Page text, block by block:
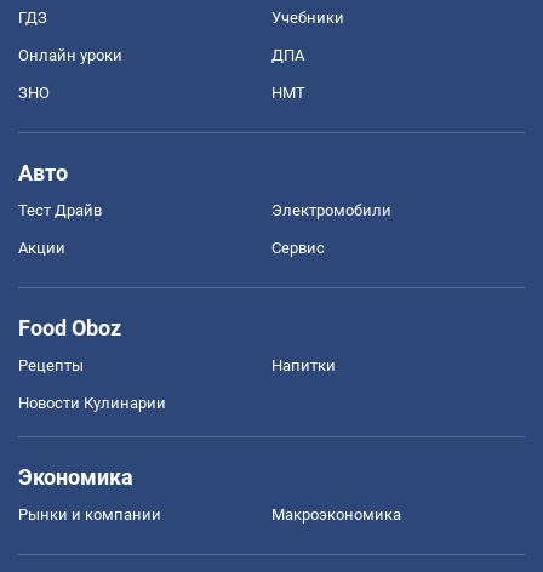
ГДЗ Учебники
Онлайн уроки ДПА
ЗНО НМТ
Авто
Тест Драйв Электромобили
Акции Сервис
Food Oboz
Рецепты Напитки
Новости Кулинарии
Экономика
Рынки и компании Mакроэкономика